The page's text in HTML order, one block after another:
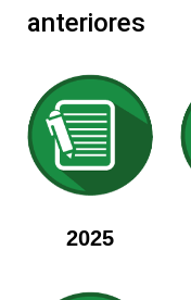
anteriores
2025